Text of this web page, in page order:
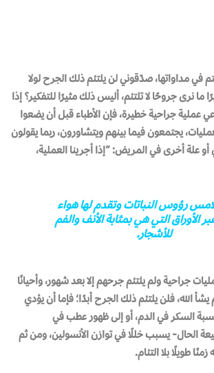
مداواتها، صدّقوني لن يلتئم ذلك الجرح لولا
ما نرى جروحًا لا تلتئم، أليس ذلك مثيرًا للتفكير؟ إذا
جراحية خطيرة، فإن الأطباء قبل أن يضعوا
يجتمعون فيما بينهم ويتشاورون، ربما يقولون
علة أخرى في المريض: “إذا أجرينا العملية،
رؤوس النباتات وتقدم لها هواء
الأوراق التي هي بمثابة الأنف والفم
للأشجار.
جراحية ولم يلتئم جرحهم إلا بعد شهور، وأحيانًا
الله، فلن يلتئم ذلك الجرح أبدًا؛ فإما أن يؤدي
السكر في الدم، أو إلى ظهور عطب في
الحال- يسبب خللًا في توازن الأنسولين، ومن ثم
طويلًا بلا التئام.